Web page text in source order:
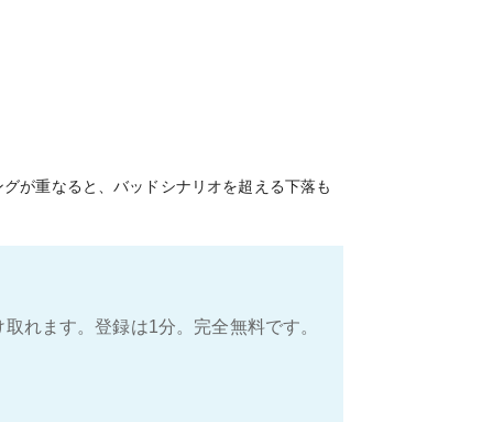
が重なると、バッドシナリオを超える下落も
れます。登録は1分。完全無料です。